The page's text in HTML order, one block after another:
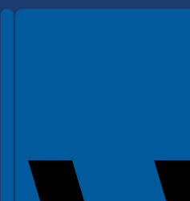
Spełniamy standardy WCAG 2.2
Spełniamy standardy W3C